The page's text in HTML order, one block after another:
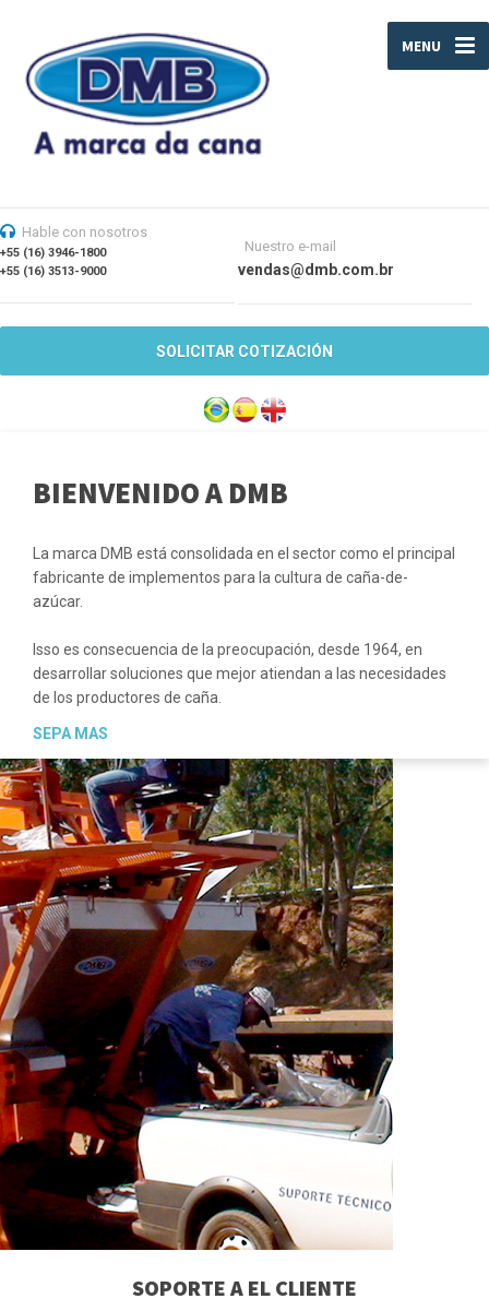
MENU
Hable con nosotros
+55 (16) 3946-1800
+55 (16) 3513-9000
Nuestro e-mail
vendas@dmb.com.br
SOLICITAR COTIZACIÓN
BIENVENIDO A DMB
La marca DMB está consolidada en el sector como el principal
fabricante de implementos para la cultura de caña-de-
azúcar.
Isso es consecuencia de la preocupación, desde 1964, en
desarrollar soluciones que mejor atiendan a las necesidades
de los productores de caña.
SEPA MAS
SOPORTE A EL CLIENTE